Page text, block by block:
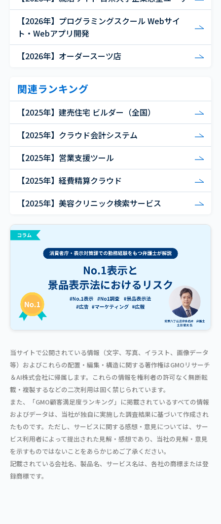
【2026年】プログラミングスクール Webサイ
ト・Webアプリ開発
【2026年】オーダースーツ店
関連ランキング
【2025年】建売住宅 ビルダー（全国）
【2025年】クラウド会計システム
【2025年】営業支援ツール
【2025年】経費精算クラウド
【2025年】美容クリニック検索サービス
当サイトで公開されている情報（文字、写真、イラスト、画像データ
等）およびこれらの配置・編集・構造に関する著作権はGMOリサーチ
＆AI株式会社に帰属します。これらの情報を権利者の許可なく無断転
載・複製するなどの二次利用は固く禁じられています。
また、「GMO顧客満足度ランキング」に掲載されているすべての情報
およびデータは、当社が独自に実施した調査結果に基づいて作成され
たものです。ただし、サービスに関する感想・意見については、サー
ビス利用者によって提出された見解・感想であり、当社の見解・意見
を示すものではないことをあらかじめご了承ください。
記載されている会社名、製品名、サービス名は、各社の商標または登
録商標です。